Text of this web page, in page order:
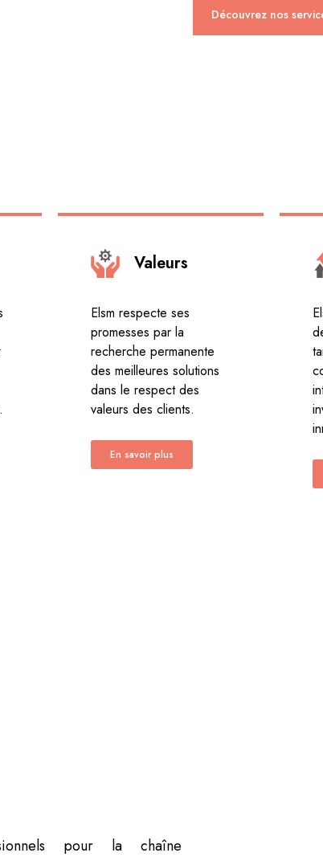
Découvrez nos
Valeurs
Elsm respecte ses
promesses par la
recherche permanente
des meilleures solutions
dans le respect des
valeurs des clients.
En savoir plus
pour la chaîne